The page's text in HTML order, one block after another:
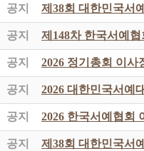
공지 제38회 대한민국서
공지 제148차 한국서예
공지 2026 정기총회 이사
공지 2026 대한민국서예
공지 2026 한국서예협회
공지 제38회 대한민국서